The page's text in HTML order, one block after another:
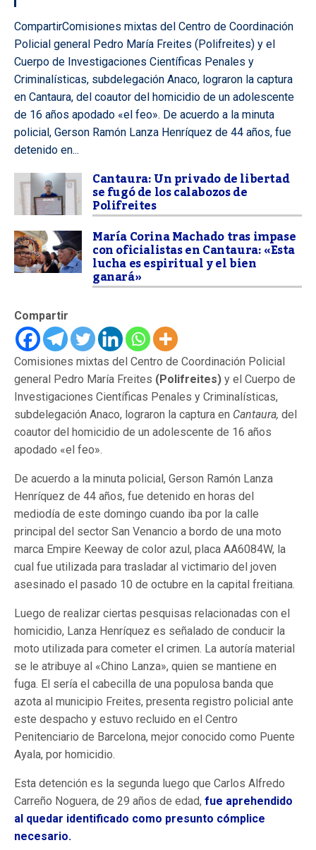
CompartirComisiones mixtas del Centro de Coordinación
Policial general Pedro María Freites (Polifreites) y el
Cuerpo de Investigaciones Científicas Penales y
Criminalísticas, subdelegación Anaco, lograron la captura
en Cantaura, del coautor del homicidio de un adolescente
de 16 años apodado «el feo». De acuerdo a la minuta
policial, Gerson Ramón Lanza Henríquez de 44 años, fue
detenido en...
Cantaura: Un privado de libertad
se fugó de los calabozos de
Polifreites
María Corina Machado tras impase
con oficialistas en Cantaura: «Esta
lucha es espiritual y el bien
ganará»
Compartir
Comisiones mixtas del Centro de Coordinación Policial
general Pedro María Freites (Polifreites) y el Cuerpo de
Investigaciones Científicas Penales y Criminalísticas,
subdelegación Anaco, lograron la captura en Cantaura, del
coautor del homicidio de un adolescente de 16 años
apodado «el feo».
De acuerdo a la minuta policial, Gerson Ramón Lanza
Henríquez de 44 años, fue detenido en horas del
mediodía de este domingo cuando iba por la calle
principal del sector San Venancio a bordo de una moto
marca Empire Keeway de color azul, placa AA6084W, la
cual fue utilizada para trasladar al victimario del joven
asesinado el pasado 10 de octubre en la capital freitiana.
Luego de realizar ciertas pesquisas relacionadas con el
homicidio, Lanza Henríquez es señalado de conducir la
moto utilizada para cometer el crimen. La autoría material
se le atribuye al «Chino Lanza», quien se mantiene en
fuga. El sería el cabecilla de una populosa banda que
azota al municipio Freites, presenta registro policial ante
este despacho y estuvo recluido en el Centro
Penitenciario de Barcelona, mejor conocido como Puente
Ayala, por homicidio.
Esta detención es la segunda luego que Carlos Alfredo
Carreño Noguera, de 29 años de edad, fue aprehendido
al quedar identificado como presunto cómplice
necesario.